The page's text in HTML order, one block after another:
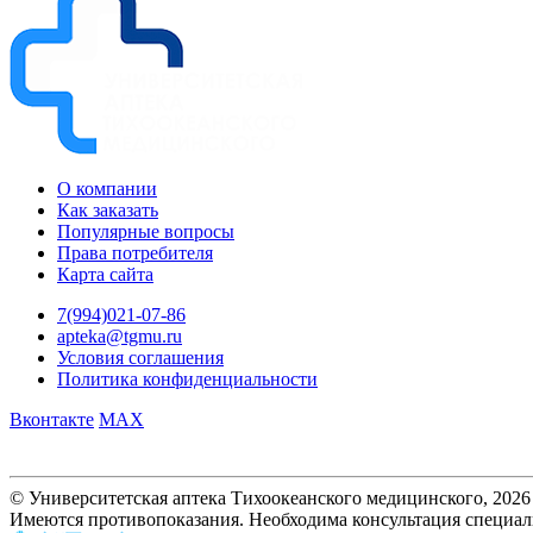
О компании
Как заказать
Популярные вопросы
Права потребителя
Карта сайта
7(994)021-07-86
apteka@tgmu.ru
Условия соглашения
Политика конфиденциальности
Вконтакте MAX
© Университетская аптека Тихоокеанского медицинского, 2026
Имеются противопоказания. Необходима консультация